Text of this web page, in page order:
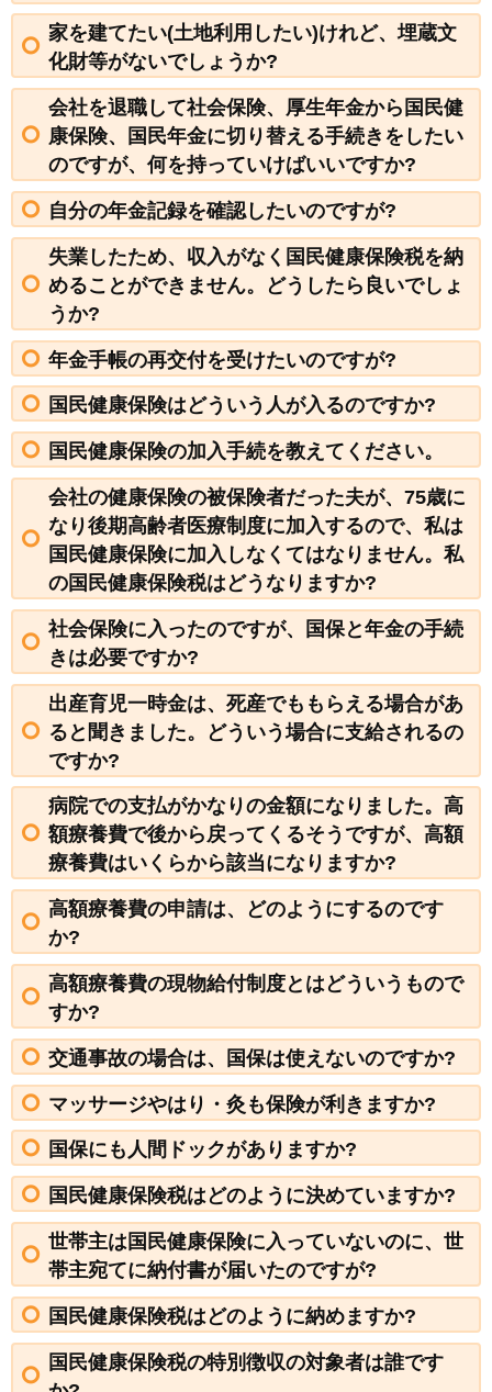
家を建てたい(土地利用したい)けれど、埋蔵文
化財等がないでしょうか?
会社を退職して社会保険、厚生年金から国民健
康保険、国民年金に切り替える手続きをしたい
のですが、何を持っていけばいいですか?
自分の年金記録を確認したいのですが?
失業したため、収入がなく国民健康保険税を納
めることができません。どうしたら良いでしょ
うか?
年金手帳の再交付を受けたいのですが?
国民健康保険はどういう人が入るのですか?
国民健康保険の加入手続を教えてください。
会社の健康保険の被保険者だった夫が、75歳に
なり後期高齢者医療制度に加入するので、私は
国民健康保険に加入しなくてはなりません。私
の国民健康保険税はどうなりますか?
社会保険に入ったのですが、国保と年金の手続
きは必要ですか?
出産育児一時金は、死産でももらえる場合があ
ると聞きました。どういう場合に支給されるの
ですか?
病院での支払がかなりの金額になりました。高
額療養費で後から戻ってくるそうですが、高額
療養費はいくらから該当になりますか?
高額療養費の申請は、どのようにするのです
か?
高額療養費の現物給付制度とはどういうもので
すか?
交通事故の場合は、国保は使えないのですか?
マッサージやはり・灸も保険が利きますか?
国保にも人間ドックがありますか?
国民健康保険税はどのように決めていますか?
世帯主は国民健康保険に入っていないのに、世
帯主宛てに納付書が届いたのですが?
国民健康保険税はどのように納めますか?
国民健康保険税の特別徴収の対象者は誰です